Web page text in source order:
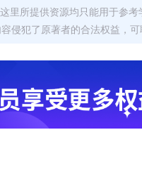
里所提供资源均只能用于参
侵犯了原著者的合法权益，可